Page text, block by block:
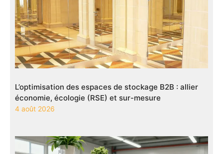
L’optimisation des espaces de stockage B2B : allier
économie, écologie (RSE) et sur-mesure
4 août 2026